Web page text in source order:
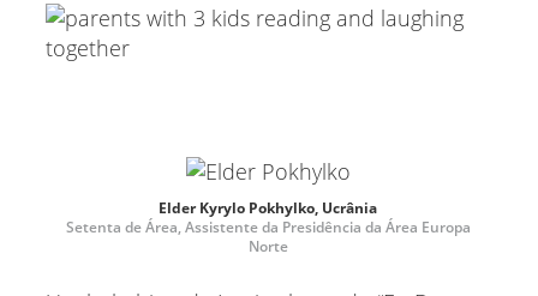
Elder Kyrylo Pokhylko, Ucrânia
Setenta de Área, Assistente da Presidência da Área Europa
Norte